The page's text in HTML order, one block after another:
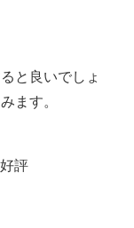
と良いでしょ
ます。
評